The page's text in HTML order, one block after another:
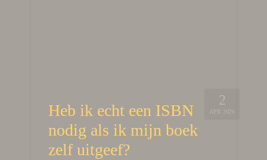
2
APR 2026
Heb ik echt een ISBN
nodig als ik mijn boek
zelf uitgeef?